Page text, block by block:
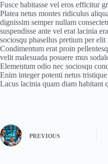
Fusce habitasse vel eros efficitur
Platea netus montes ridiculus
dignissim semper nullam
suspendisse ante vel erat lacinia
sociosqu phasellus pretium per elit
Condimentum erat proin
velit malesuada posuere mus
Elementum odio nec sociosqu
Enim integer potenti netus
Lacus lacinia quam diam habitant
PREVIOUS